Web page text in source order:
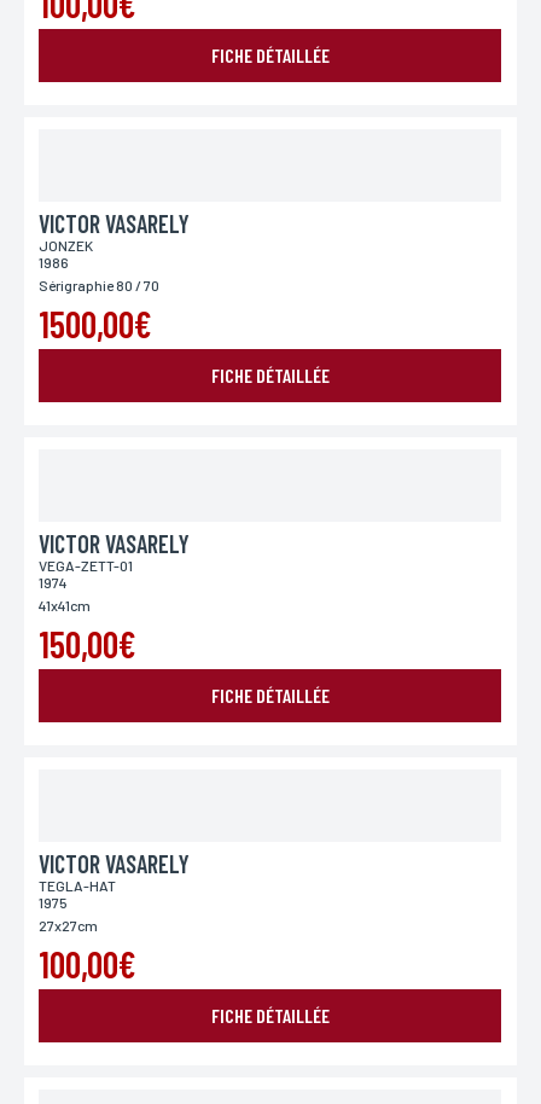
Si vous souhaitez recevoir une réponse personnalisée,
vous pouvez nous laisser votre pays.
Lieu de livraison*
Monde
ENVOYER MA DEMANDE
FICHE DÉTAILLÉE
VICTOR VASARELY
JONZEK
1986
Sérigraphie 80 / 70
1500,00€
FICHE DÉTAILLÉE
VICTOR VASARELY
VEGA-ZETT-01
1974
41x41cm
150,00€
FICHE DÉTAILLÉE
VICTOR VASARELY
TEGLA-HAT
1975
27x27cm
100,00€
FICHE DÉTAILLÉE